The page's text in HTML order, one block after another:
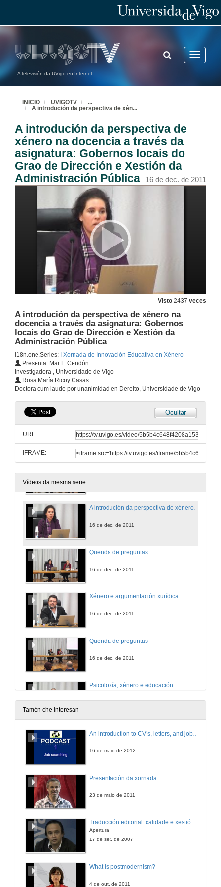
A televisión da UVigo en Internet
Toggle
TOGGLE
SEARCH
INICIO UVIGOTV
...
A introdución da perspectiva de xén...
A introdución da perspectiva de
xénero na docencia a través da
asignatura: Gobernos locais do
Grao de Dirección e Xestión da
Administración Pública
16 de dec. de 2011
Visto 2437 veces
A introdución da perspectiva de xénero na
docencia a través da asignatura: Gobernos
locais do Grao de Dirección e Xestión da
Administración Pública
i18n.one.Series:
I Xornada de Innovación Educativa en Xénero
Presenta: Mar F. Cendón
Investigadora , Universidade de Vigo
Rosa María Ricoy Casas
Doctora cum laude por unanimidad en Dereito, Universidade de Vigo
Ocultar
URL:
IFRAME:
Vídeos da mesma serie
Presentación
16 de dec. de 2011
Presentación Eulalia Perez Sedeño
16 de dec. de 2011
16 de dec. de 2011
Quenda de preguntas
16 de dec. de 2011
Quenda de preguntas
16 de dec. de 2011
Aplicación dunha perspectiva de xénero ás prácticas das asignaturas Dirección de Recursos Humanos e Fundamentos de Administración do Grao en Administración e Dirección de Empresas
16 de dec. de 2011
Quenda de preguntas
A introdución da perspectiva de xénero na docencia a través da asignatura: Gobernos locais do Grao de Dirección e Xestión da Administración Pública
16 de dec. de 2011
Quenda de preguntas
16 de dec. de 2011
Xénero e argumentación xurídica
16 de dec. de 2011
Quenda de preguntas
16 de dec. de 2011
Psicoloxía, xénero e educación
16 de dec. de 2011
Quenda de preguntas
Tamén che interesan
An introduction to CV’s, letters, and job searching
16 de maio de 2012
Presentación da xornada
23 de maio de 2011
Traducción editorial: calidade e xestión de proxectos
Apertura
17 de set. de 2007
What is postmodernism?
4 de out. de 2011